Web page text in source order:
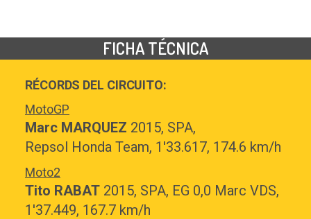
FICHA TÉCNICA
RÉCORDS DEL CIRCUITO:
MotoGP
Marc MARQUEZ 2015, SPA,
Repsol Honda Team, 1'33.617, 174.6 km/h
Moto2
Tito RABAT 2015, SPA, EG 0,0 Marc VDS,
1'37.449, 167.7 km/h